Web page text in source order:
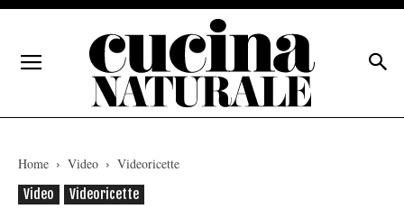
Home Video
Videoricette
Video
Videoricette